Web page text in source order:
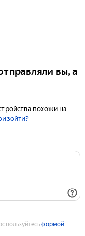
вы, а
похожи на
формой